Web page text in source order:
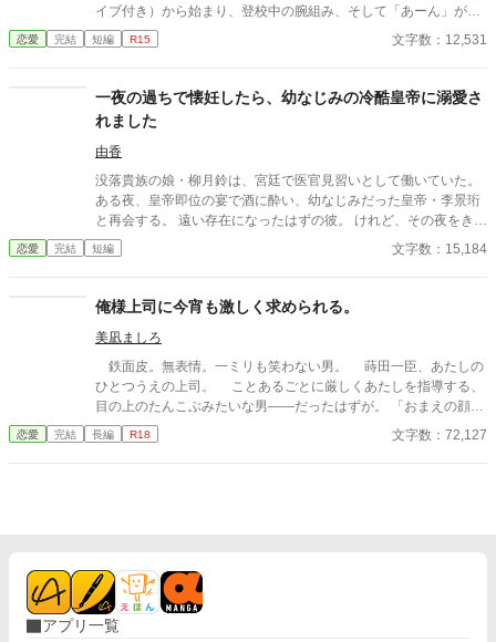
イブ付き）から始まり、登校中の腕組み、そして「あーん」が義
務付けられた手作り弁当。誰もが羨むラブラブっぷりだが、悠太
はこれを「家族愛」だと頑なに誤解（無視）している。 「ゆーた
の一途。周囲の冷やかしや、葵を狙う男子生徒のプレッシャーが
高まる中、悠太の**「幼馴染フィルター」**はついに限界を迎え
る。 この溺愛っぷり、いつまで「家族」で通せるのか？ 甘すぎる
日常が、悠太の鈍感な理性を溶かし尽くす――最初からクライマ
ックスの、超高濃度イチャイチャ・ラブコメ、開幕！
恋愛 完結 短編 R15 文字数：12,531
一夜の過ちで懐妊したら、幼なじみの冷酷皇帝に溺愛さ
れました
由香
没落貴族の娘・柳月鈴は、宮廷で医官見習いとして働いていた。
ある夜、皇帝即位の宴で酒に酔い、幼なじみだった皇帝・李景珩
と再会する。 遠い存在になったはずの彼。 けれど、その夜をきっ
かけに月鈴の運命は大きく動き出す。 冷酷と恐れられる皇帝が、
なぜか彼女だけには甘すぎて――。
恋愛 完結 短編 文字数：15,184
俺様上司に今宵も激しく求められる。
美凪ましろ
鉄面皮。無表情。一ミリも笑わない男。 蒔田一臣、あたしの
ひとつうえの上司。 ことあるごとに厳しくあたしを指導する、
目の上のたんこぶみたいな男――だったはずが。 「おまえの顔、
えっろい」 神様仏様どうしてあたしはこの男に今宵も激しく愛
しこまれているのでしょう。 ――2000年代初頭、IT系企業で懸
恋愛 完結 長編 R18 文字数：72,127
アプリ一覧